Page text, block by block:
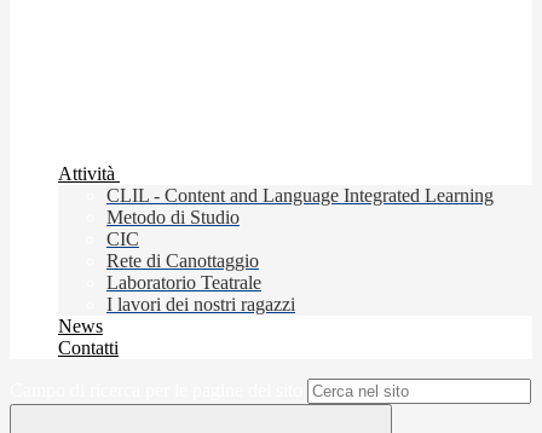
Attività
CLIL - Content and Language Integrated Learning
Metodo di Studio
CIC
Rete di Canottaggio
Laboratorio Teatrale
I lavori dei nostri ragazzi
News
Contatti